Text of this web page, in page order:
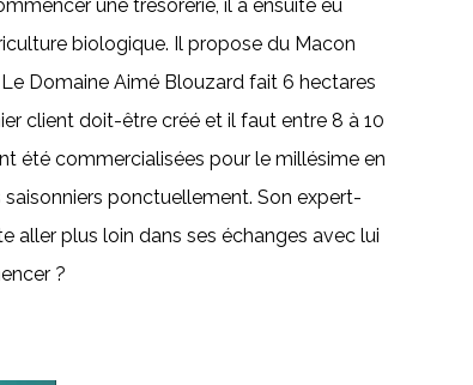
une trésorerie, il a ensuite eu
biologique. Il propose du Macon
Domaine Aimé Blouzard fait 6 hectares
client doit-être créé et il faut entre 8 à 10
été commercialisées pour le millésime en
ponctuellement. Son expert-
aller plus loin dans ses échanges avec lui
?